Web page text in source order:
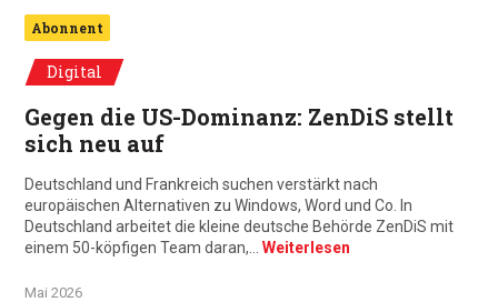
Abonnent
Digital
Gegen die US-Dominanz: ZenDiS stellt
sich neu auf
Deutschland und Frankreich suchen verstärkt nach
europäischen Alternativen zu Windows, Word und Co. In
Deutschland arbeitet die kleine deutsche Behörde ZenDiS mit
einem 50-köpfigen Team daran,… Weiterlesen
Mai 2026